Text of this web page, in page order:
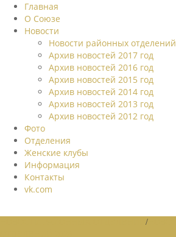
Главная
О Союзе
Новости
Новости районных отделений
Архив новостей 2017 год
Архив новостей 2016 год
Архив новостей 2015 год
Архив новостей 2014 год
Архив новостей 2013 год
Архив новостей 2012 год
Фото
Отделения
Женские клубы
Информация
Контакты
vk.com
/